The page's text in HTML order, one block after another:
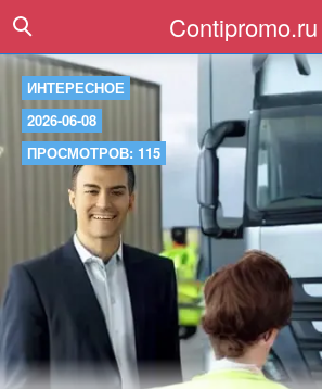
Contipromo.ru
ИНТЕРЕСНОЕ
2026-06-08
ПРОСМОТРОВ: 115